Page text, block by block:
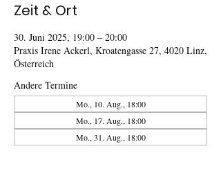
Zeit & Ort
30. Juni 2025, 19:00 – 20:00
Praxis Irene Ackerl, Kroatengasse 27, 4020 Linz,
Österreich
Andere Termine
Mo., 10. Aug., 18:00
Mo., 17. Aug., 18:00
Mo., 31. Aug., 18:00